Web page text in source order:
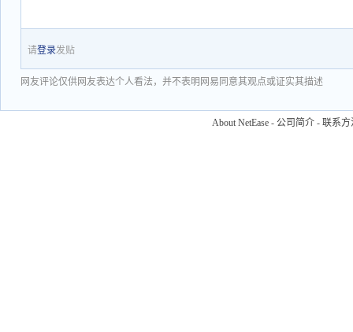
请登录发贴
网友评论仅供网友表达个人看法，并不表明网易同意其观点或证实其描述
About NetEase - 公司简介 - 联系方